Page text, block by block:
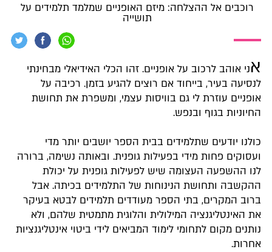
רוכבים אל ההצלחה: מיזם האופניים שמלמד תלמידים על
תושייה
אני אוהב לרכוב על אופניים. זהו הכלי האידיאלי מבחינתי
לנסיעה בעיר, בייחוד אם רוצים להגיע בזמן. רכיבה על
אופניים עוזרת לי גם בוויסות עצמי, ומשפרת את תחושת
החיוניות בגוף ובנפש.
כולנו יודעים שתלמידים בבית הספר יושבים יותר מדי
ועסוקים פחות מידי בפעילות גופנית. ובאותה נשימה, ברורה
לנו ההשפעה העצומה שיש לפעילות גופנית על יכולת
ההקשבה ותחושת הנינוחות של התלמידים בכיתה. אבל
ברוב המקרים, בתי הספר מעודדים תלמידים לבטא בעיקר
את האינטליגנציה המילולית והלוגית מתמטית שלהם, ולא
נותנים מקום לתחומי לימוד המביאים לידי ביטוי אינטליגנציות
אחרות.